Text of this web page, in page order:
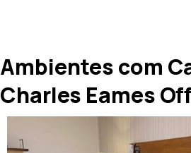
Ambientes com
Charles Eames